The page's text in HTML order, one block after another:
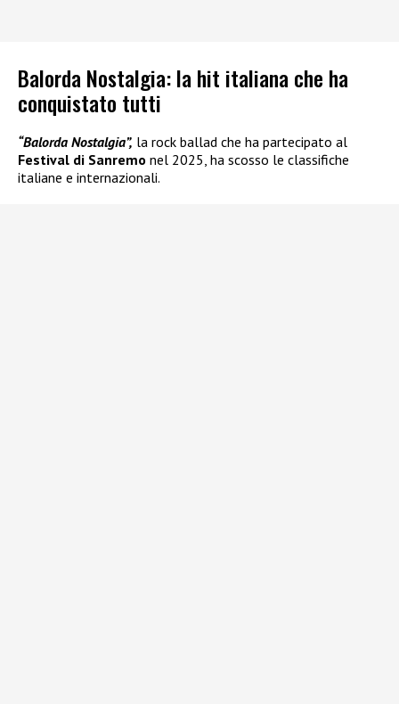
Balorda Nostalgia: la hit italiana che ha
conquistato tutti
“Balorda Nostalgia”, la rock ballad che ha partecipato al
Festival di Sanremo nel 2025, ha scosso le classifiche
italiane e internazionali.